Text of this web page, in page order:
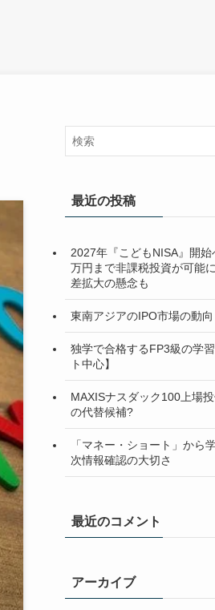
最近の投稿
2027年『こどもNISA』開
万円まで非課税投資が可能
差拡大の懸念も
東南アジアのIPO市場の動向
独学で合格するFP3級の学
ト中心】
MAXISナスダック100上場
の代替候補?
「マネー・ショート」から
次情報確認の大切さ
最近のコメント
アーカイブ